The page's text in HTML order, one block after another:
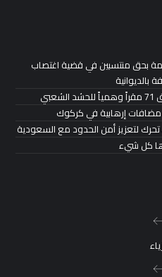
بحق منتسبين في قضية اغتصاب
بالديوانية
لتعزيز أمن الحدود مع السعودية
كل شيء